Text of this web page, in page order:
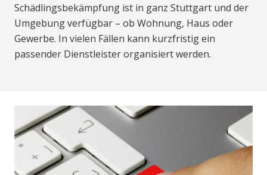
Schädlingsbekämpfung ist in ganz Stuttgart und der
Umgebung verfügbar – ob Wohnung, Haus oder
Gewerbe. In vielen Fällen kann kurzfristig ein
passender Dienstleister organisiert werden.